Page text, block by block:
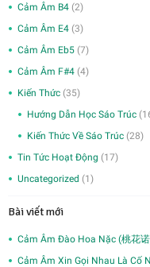
Cảm Âm B4 (2)
Cảm Âm E4 (3)
Cảm Âm Eb5 (7)
Cảm Âm F#4 (4)
Kiến Thức (35)
Hướng Dẫn Học Sáo Trúc
Kiến Thức Về Sáo Trúc (28)
Tin Tức Hoạt Động (17)
Uncategorized (1)
Bài viết mới
Cảm Âm Đào Hoa Nặc (桃花
Cảm Âm Xin Gọi Nhau Là Cố